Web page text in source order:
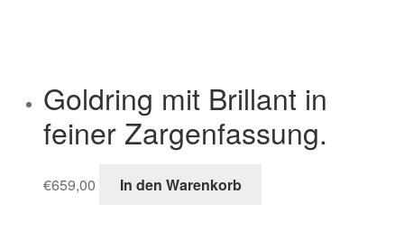
Goldring mit Brillant in
feiner Zargenfassung.
€659,00 In den Warenkorb